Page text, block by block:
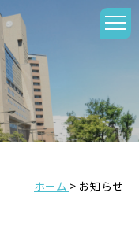
ホーム > お知らせ